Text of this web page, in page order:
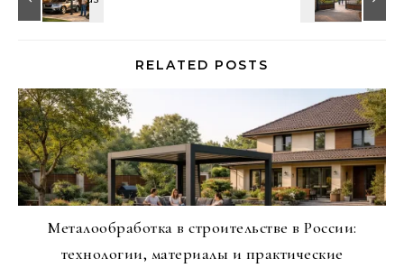
RELATED POSTS
Металообработка в строительстве в России:
технологии, материалы и практические